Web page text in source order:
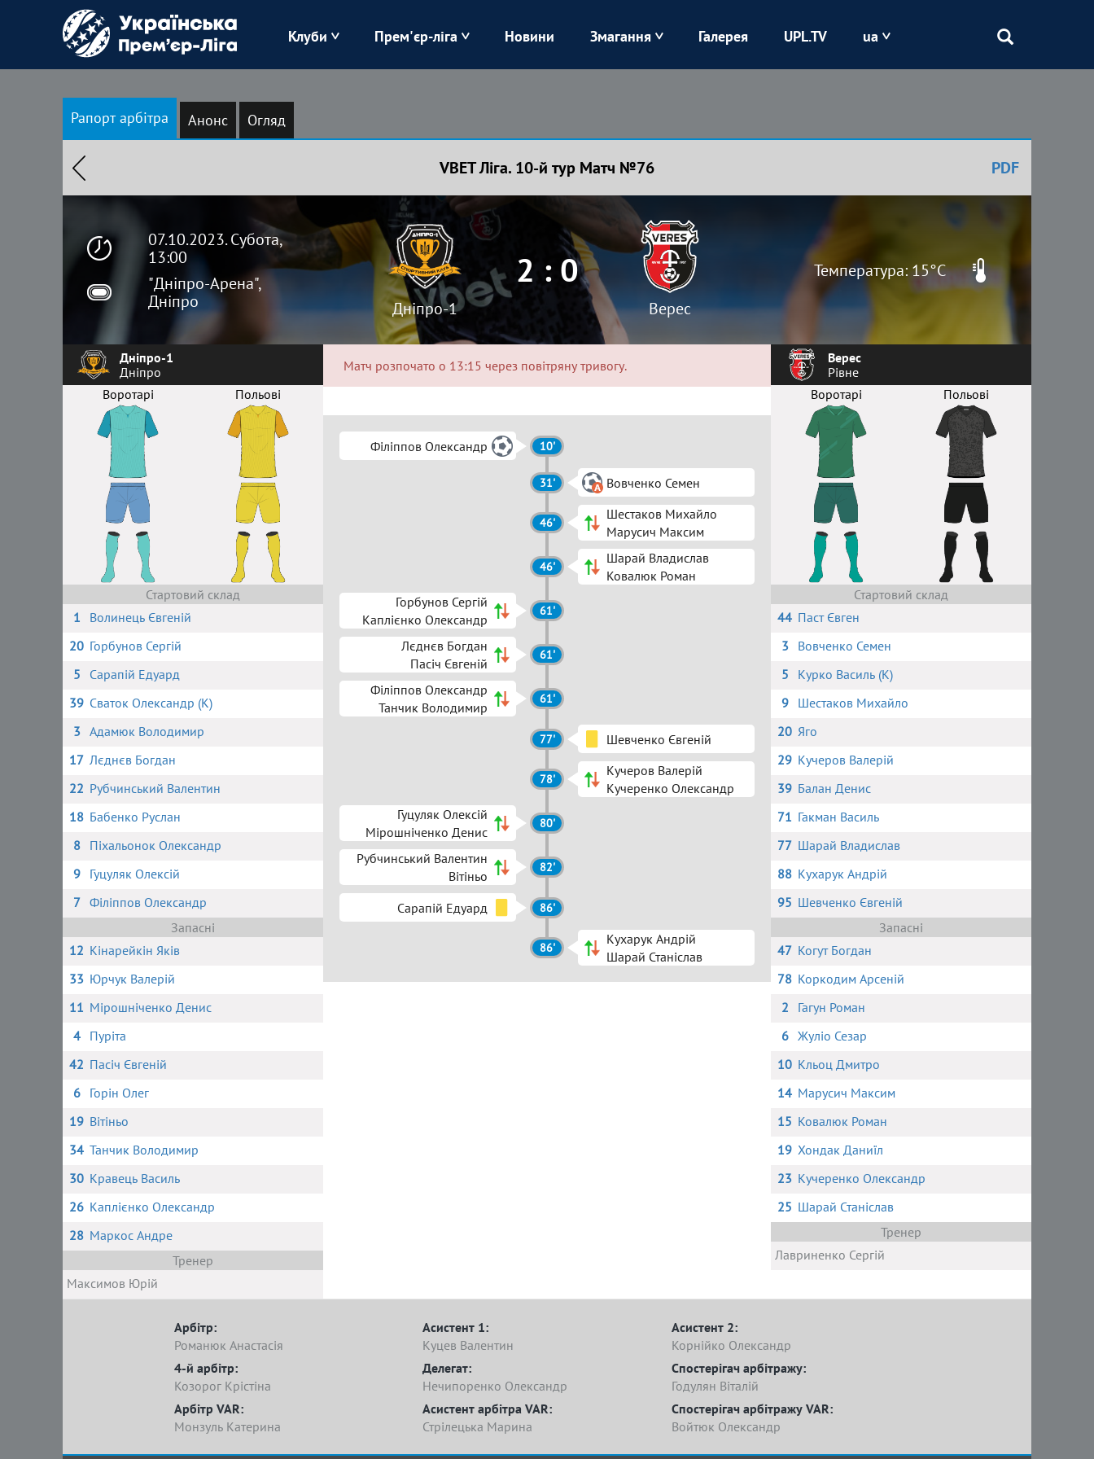
Клуби
Зоря Карпати Колос Кривбас
Харків Чорноморець Шахтар
Прем'єр-ліга Новини Змагання Галерея UPL.TV ua
Рапорт арбітра Анонс Огляд
VBET Ліга. 10-й тур Матч №76 PDF
07.10.2023. Субота,
13:00
"Дніпро-Арена",
Дніпро
Дніпро-1
2 : 0
Верес
Температура: 15°C
Дніпро-1
Дніпро
Воротарі
Польові
Стартовий склад
1
Волинець Євгеній
20 Горбунов Сергій
5
Сарапій Едуард
39 Сваток Олександр (К)
3 Адамюк Володимир
17 Лєднєв Богдан
22 Рубчинський Валентин
18 Бабенко Руслан
8
Піхальонок Олександр
9
Гуцуляк Олексій
7 Філіппов Олександр
Запасні
12 Кінарейкін Яків
33 Юрчук Валерій
11 Мірошніченко Денис
4
Пуріта
42 Пасіч Євгеній
6
Горін Олег
19 Вітіньо
34 Танчик Володимир
30 Кравець Василь
26 Каплієнко Олександр
28 Маркос Андре
Тренер
Максимов Юрій
Матч розпочато о 13:15 через повітряну тривогу.
Філіппов Олександр 10'
31' Вовченко Семен
46'
Шестаков Михайло
Марусич Максим
46'
Шарай Владислав
Ковалюк Роман
Горбунов Сергій
Каплієнко Олександр
61'
Лєднєв Богдан
Пасіч Євгеній
61'
Філіппов Олександр
Танчик Володимир
61'
77' Шевченко Євгеній
78'
Кучеров Валерій
Кучеренко Олександр
Гуцуляк Олексій
Мірошніченко Денис
80'
Рубчинський Валентин
Вітіньо
82'
Сарапій Едуард 86'
86'
Кухарук Андрій
Шарай Станіслав
Верес
Рівне
Воротарі
Польові
Стартовий склад
44 Паст Євген
3
Вовченко Семен
5
Курко Василь (К)
9
Шестаков Михайло
20 Яго
29 Кучеров Валерій
39 Балан Денис
71 Гакман Василь
77 Шарай Владислав
88 Кухарук Андрій
95 Шевченко Євгеній
Запасні
47 Когут Богдан
78 Коркодим Арсеній
2
Гагун Роман
6 Жуліо Сезар
10 Кльоц Дмитро
14 Марусич Максим
15 Ковалюк Роман
19 Хондак Даниїл
23 Кучеренко Олександр
25 Шарай Станіслав
Тренер
Лавриненко Сергій
Арбітр:
Романюк Анастасія
Асистент 1:
Куцев Валентин
Асистент 2:
Корнійко Олександр
4-й арбітр:
Козорог Крістіна
Делегат:
Нечипоренко Олександр
Спостерігач арбітражу:
Годулян Віталій
Арбітр VAR:
Монзуль Катерина
Асистент арбітра VAR:
Стрілецька Марина
Спостерігач арбітражу VAR:
Войтюк Олександр